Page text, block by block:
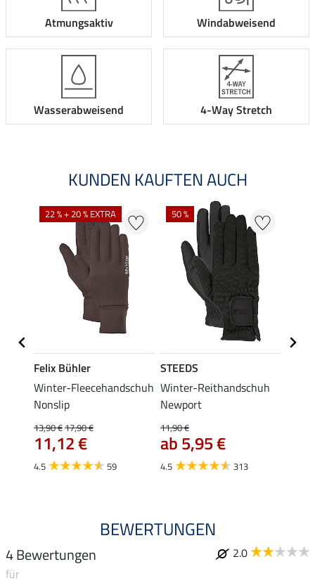
Atmungsaktiv Windabweisend
Wasserabweisend 4-Way Stretch
KUNDEN KAUFTEN AUCH
22 % + 20 % EXTRA
Felix Bühler
Winter-Fleecehandschuh
Nonslip
13,90 €17,90 €
11,12 €
4.5 59
50 %
STEEDS
Winter-Reithandschuh
Newport
11,90 €
ab 5,95 €
4.5 313
BEWERTUNGEN
4 Bewertungen
2.0
für